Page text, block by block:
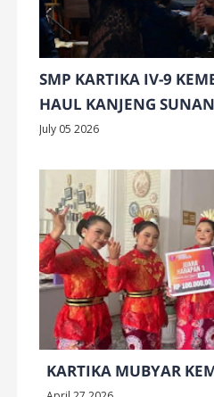
SMP KARTIKA IV-9
HAUL KANJENG
July 05 2026
KARTIKA MUBYAR